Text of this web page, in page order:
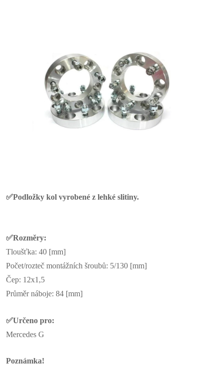
✅Podložky kol vyrobené z lehké slitiny.
✅Rozměry:
Tloušťka: 40 [mm]
Počet/rozteč montážních šroubů: 5/130 [mm]
Čep: 12x1,5
Průměr náboje: 84 [mm]
✅Určeno pro:
Mercedes G
Poznámka!